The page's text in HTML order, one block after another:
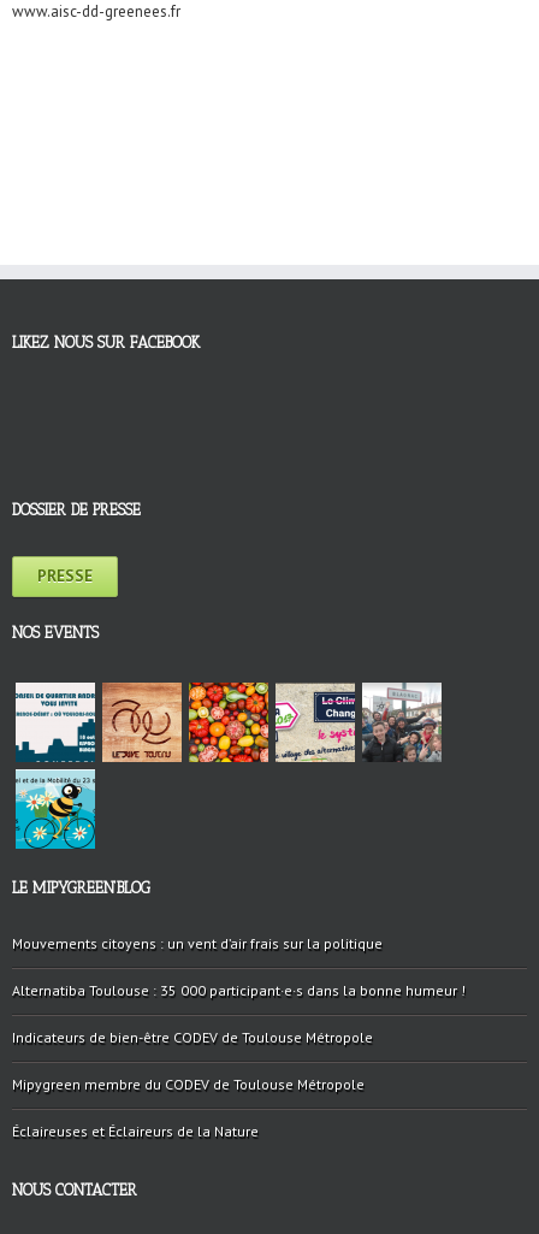
www.aisc-dd-greenees.fr
LIKEZ NOUS SUR FACEBOOK
DOSSIER DE PRESSE
PRESSE
NOS EVENTS
LE MIPYGREEN’BLOG
Mouvements citoyens : un vent d’air frais sur la politique
Alternatiba Toulouse : 35 000 participant·e·s dans la bonne humeur !
Indicateurs de bien-être CODEV de Toulouse Métropole
Mipygreen membre du CODEV de Toulouse Métropole
Éclaireuses et Éclaireurs de la Nature
NOUS CONTACTER